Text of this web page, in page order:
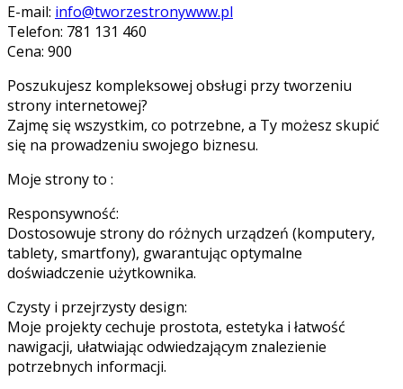
E-mail: info@tworzestronywww.pl
Telefon: 781 131 460
Cena: 900
Poszukujesz kompleksowej obsługi przy tworzeniu
strony internetowej?
Zajmę się wszystkim, co potrzebne, a Ty możesz skupić
się na prowadzeniu swojego biznesu.
Moje strony to :
Responsywność:
Dostosowuje strony do różnych urządzeń (komputery,
tablety, smartfony), gwarantując optymalne
doświadczenie użytkownika.
Czysty i przejrzysty design:
Moje projekty cechuje prostota, estetyka i łatwość
nawigacji, ułatwiając odwiedzającym znalezienie
potrzebnych informacji.